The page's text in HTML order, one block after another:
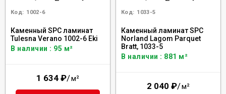
Код: 1002-6
Каменный SPC ламинат
Tulesna Verano 1002-6 Eki
В наличии : 95 м²
1 634 ₽/м²
Код: 1033-5
Каменный ламинат SPC
Norland Lagom Parquet
Bratt, 1033-5
В наличии : 881 м²
2 040 ₽/м²